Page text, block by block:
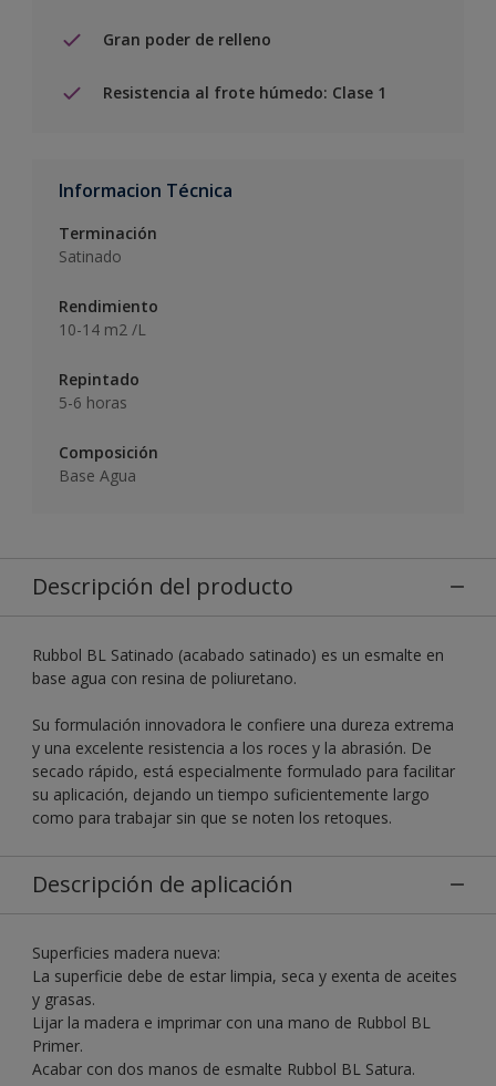
Gran poder de relleno
Resistencia al frote húmedo: Clase 1
Informacion Técnica
Terminación
Satinado
Rendimiento
10-14 m2 /L
Repintado
5-6 horas
Composición
Base Agua
Descripción del producto
Rubbol BL Satinado (acabado satinado) es un esmalte en
base agua con resina de poliuretano.
Su formulación innovadora le confiere una dureza extrema
y una excelente resistencia a los roces y la abrasión. De
secado rápido, está especialmente formulado para facilitar
su aplicación, dejando un tiempo suficientemente largo
como para trabajar sin que se noten los retoques.
Descripción de aplicación
Superficies madera nueva:
La superficie debe de estar limpia, seca y exenta de aceites
y grasas.
Lijar la madera e imprimar con una mano de Rubbol BL
Primer.
Acabar con dos manos de esmalte Rubbol BL Satura.